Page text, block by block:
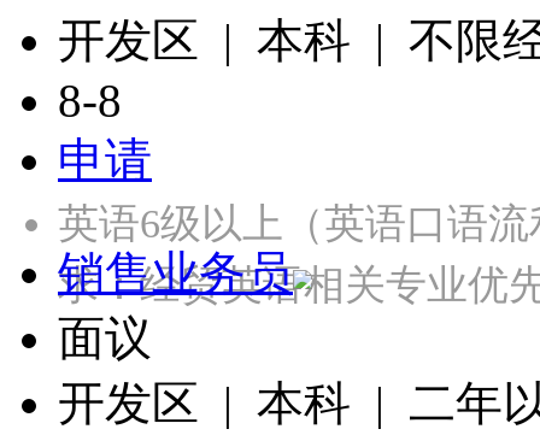
开发区 | 本科 | 不限
8-8
申请
英语6级以上（英语口语
求：经贸英语相关专业
销售业务员
面议
开发区 | 本科 | 二年